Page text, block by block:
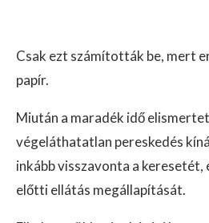
Csak ezt számították be, mert
papír.
Miután a maradék idő
végeláthatatlan pereskedés
inkább visszavonta a keresetét,
előtti ellátás megállapítását.